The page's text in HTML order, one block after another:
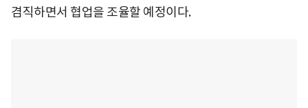
겸직하면서 협업을 조율할 예정이다.